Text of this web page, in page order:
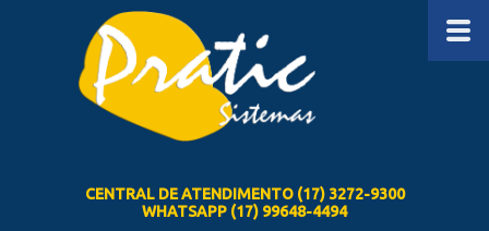
CENTRAL DE ATENDIMENTO (17) 3272-9300
WHATSAPP (17) 99648-4494